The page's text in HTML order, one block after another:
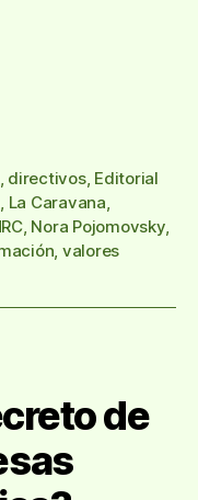
directivos, Editorial
La Caravana
, Nora Pojomovsky,
valores
de